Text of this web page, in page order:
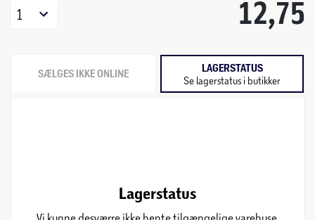
12,75
1
SÆLGES IKKE ONLINE LAGERSTATUS
Se lagerstatus i butikker
Lagerstatus